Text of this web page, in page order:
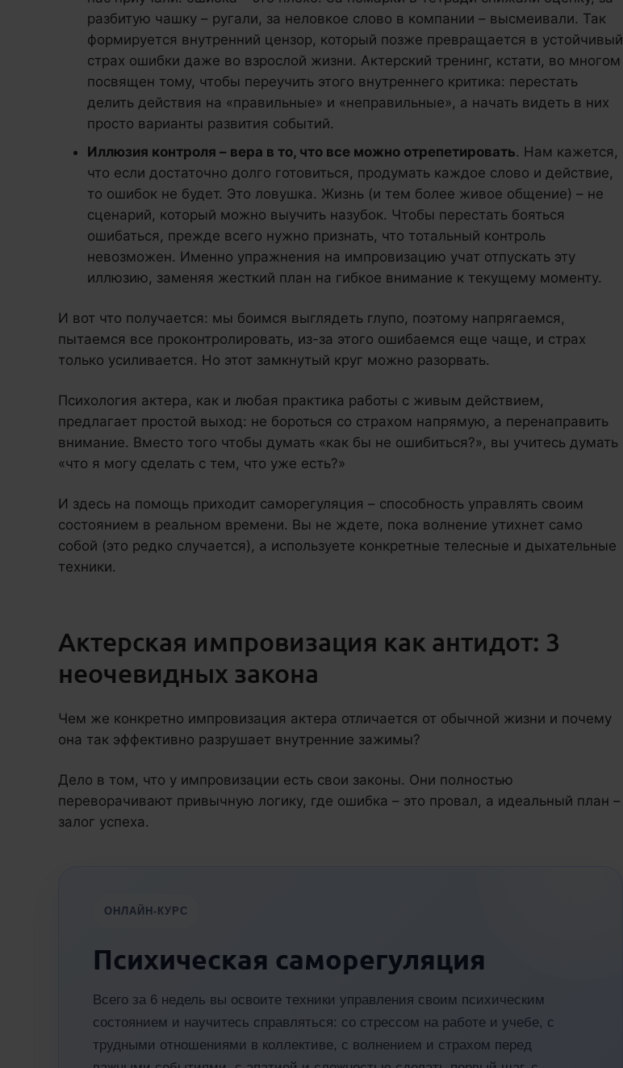
разбитую чашку – ругали, за неловкое слово в компании – высмеивали. Так
формируется внутренний цензор, который позже превращается в устойчивый
страх ошибки даже во взрослой жизни. Актерский тренинг, кстати, во многом
посвящен тому, чтобы переучить этого внутреннего критика: перестать
делить действия на «правильные» и «неправильные», а начать видеть в них
просто варианты развития событий.
Иллюзия контроля – вера в то, что все можно отрепетировать. Нам кажется,
что если достаточно долго готовиться, продумать каждое слово и действие,
то ошибок не будет. Это ловушка. Жизнь (и тем более живое общение) – не
сценарий, который можно выучить назубок. Чтобы перестать бояться
ошибаться, прежде всего нужно признать, что тотальный контроль
невозможен. Именно упражнения на импровизацию учат отпускать эту
иллюзию, заменяя жесткий план на гибкое внимание к текущему моменту.
И вот что получается: мы боимся выглядеть глупо, поэтому напрягаемся,
пытаемся все проконтролировать, из-за этого ошибаемся еще чаще, и страх
только усиливается. Но этот замкнутый круг можно разорвать.
Психология актера, как и любая практика работы с живым действием,
предлагает простой выход: не бороться со страхом напрямую, а перенаправить
внимание. Вместо того чтобы думать «как бы не ошибиться?», вы учитесь думать
«что я могу сделать с тем, что уже есть?»
И здесь на помощь приходит саморегуляция – способность управлять своим
состоянием в реальном времени. Вы не ждете, пока волнение утихнет само
собой (это редко случается), а используете конкретные телесные и дыхательные
техники.
Актерская импровизация как антидот: 3
неочевидных закона
Чем же конкретно импровизация актера отличается от обычной жизни и почему
она так эффективно разрушает внутренние зажимы?
Дело в том, что у импровизации есть свои законы. Они полностью
переворачивают привычную логику, где ошибка – это провал, а идеальный план –
залог успеха.
ОНЛАЙН-КУРС
Психическая саморегуляция
Всего за 6 недель вы освоите техники управления своим психическим
состоянием и научитесь справляться: со стрессом на работе и учебе, с
трудными отношениями в коллективе, с волнением и страхом перед